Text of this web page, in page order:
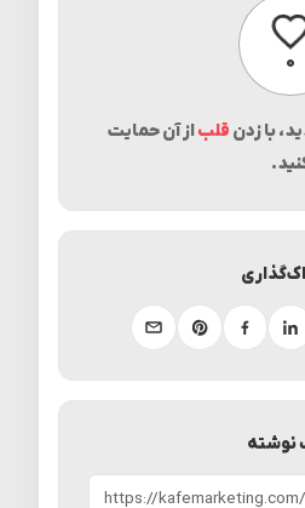
۰پسندیدن
با زدن قلباز آن حمایت
نوشته
لینکدینفیسبوکپینترستایمیل